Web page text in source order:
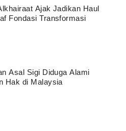
Ajak Jadikan Haul
Fondasi Transformasi
Asal Sigi Diduga Alami
Hak di Malaysia